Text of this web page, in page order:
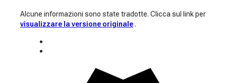
Alcune informazioni sono state tradotte. Clicca sul link per
visualizzare la versione originale .